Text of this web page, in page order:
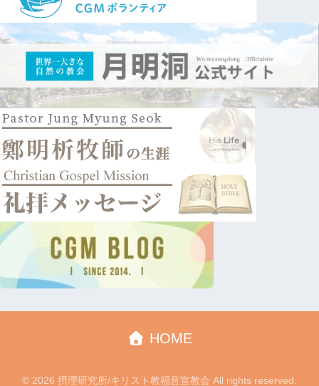
HOME
© 2026 摂理研究所/キリスト教福音宣教会 All rights reserved.